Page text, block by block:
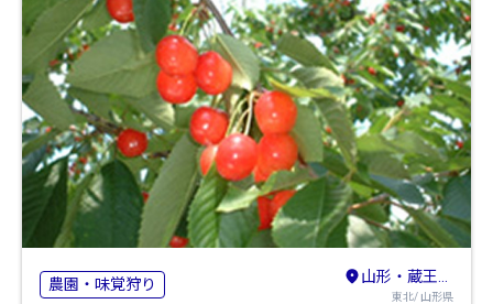
農園・味覚狩り 山形・蔵王・天童・上山
東北/ 山形県